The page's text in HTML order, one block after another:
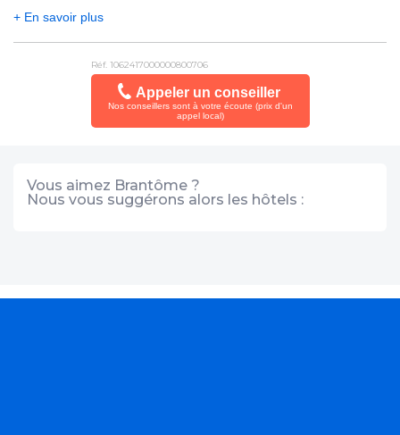
Qualidog
De 07:00 à 23:00
+ En savoir plus
Réf. 1062417000000800706
Appeler un conseiller
Nos conseillers sont à votre écoute (prix d'un
appel local)
Vous aimez Brantôme ?
Nous vous suggérons alors les hôtels :